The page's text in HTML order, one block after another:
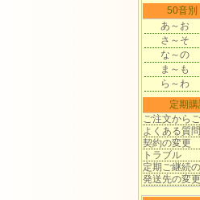
50音別
あ～お
さ～そ
な～の
ま～も
ら～わ
定期
ご注文から
よくある質問
契約の変更
トラブル
定期ご継続
発送先の変更